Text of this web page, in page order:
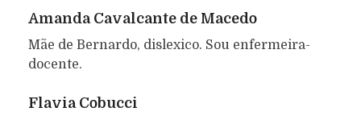
Amanda Cavalcante de Macedo
Mãe de Bernardo, dislexico. Sou enfermeira-
docente.
Flavia Cobucci